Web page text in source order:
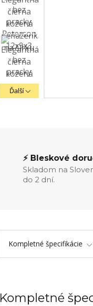
Ďalší
⚡ Bleskové
Skladom na
do 2 dní.
Kompletné špecifikácie
Kompletné